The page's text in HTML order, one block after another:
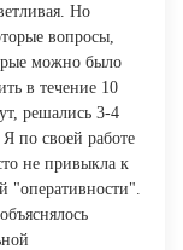
Но
вопросы,
можно было
в течение 10
решались 3-4
Я по своей работе
не привыкла к
"оперативности".